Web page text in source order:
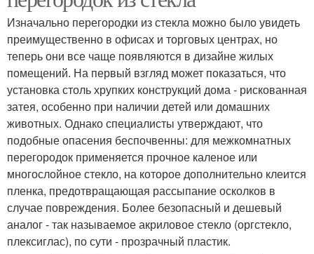
Изначально перегородки из стекла можно было увидеть
преимущественно в офисах и торговых центрах, но
теперь они все чаще появляются в дизайне жилых
помещений. На первый взгляд может показаться, что
установка столь хрупких конструкций дома - рискованная
затея, особенно при наличии детей или домашних
животных. Однако специалисты утверждают, что
подобные опасения беспочвенны: для межкомнатных
перегородок применяется прочное каленое или
многослойное стекло, на которое дополнительно клеится
пленка, предотвращающая рассыпание осколков в
случае повреждения. Более безопасный и дешевый
аналог - так называемое акриловое стекло (оргстекло,
плексиглас), по сути - прозрачный пластик.